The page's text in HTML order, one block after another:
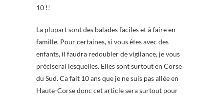
10 !!
La plupart sont des balades faciles et à faire en
famille. Pour certaines, si vous êtes avec des
enfants, il faudra redoubler de vigilance, je vous
préciserai lesquelles. Elles sont surtout en Corse
du Sud. Ca fait 10 ans que je ne suis pas allée en
Haute-Corse donc cet article sera surtout pour